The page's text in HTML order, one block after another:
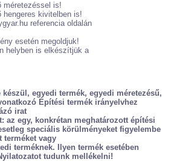
méretezéssel is!
kivitelben is!
referencia oldalán
esetén megoldjuk!
helyben is elkészítjük a
egyedi termék, egyedi méretezésű,
Építési termék irányelvhez
irat
az egy, konkrétan meghatározott építési
speciális körülményeket figyelembe
terméket vagy
terméknek. Ilyen termék esetében
tudunk mellékelni!